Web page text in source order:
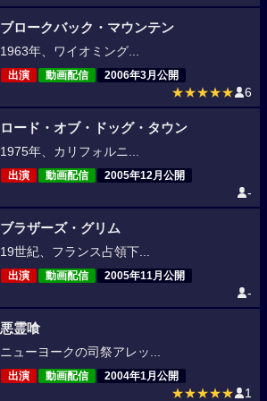
ブロークバック・マウンテン
1963年、ワイオミング...
出演 動画配信 2006年3月公開
★★★★★ 6
ロード・オブ・ドッグ・タウン
1975年、カリフォルニ...
出演 動画配信 2005年12月公開
-
ブラザーズ・グリム
19世紀、フランス占領下...
出演 動画配信 2005年11月公開
-
悪霊喰
ニューヨークの司祭アレッ...
出演 動画配信 2004年1月公開
★★★★★ 1